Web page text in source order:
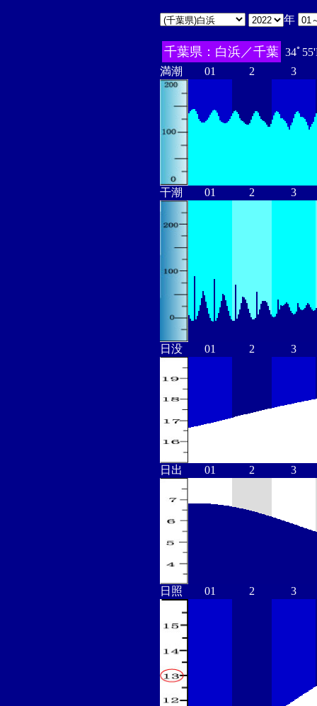
年
千葉県：白浜／千葉 34ﾟ
満潮
01 2 3
干潮 01 2 3
日没 01 2 3
日出 01 2 3
日照 01 2 3